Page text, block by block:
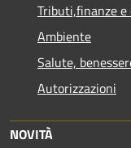
Tributi,finanze
Ambiente
Salute,
Autorizzazioni
NOVITÀ